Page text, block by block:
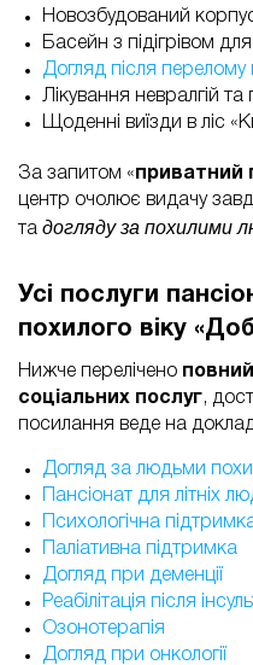
Новозбудований
Басейн з підігрівом
Догляд після
Лікування невралгій
Щоденні виїзди в ліс
За запитом « приватний
центр очолює видачу
та догляду за похилими
Усі послуги
похилого віку
Нижче перелічено
соціальних послуг,
посилання веде на
Догляд за людьми
Пансіонат для літніх
Психологічна підтримка
Паліативна підтримка
Догляд при деменції
Реабілітація після
Озонотерапія
Догляд при онкології